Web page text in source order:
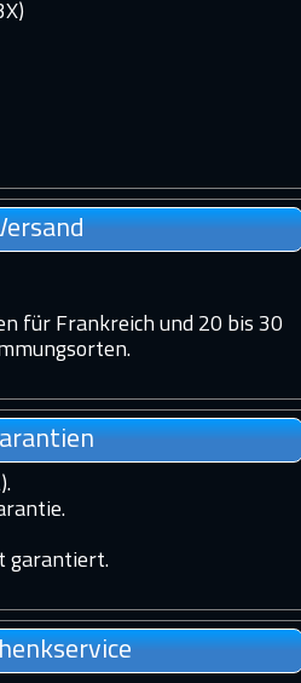
für Frankreich und 20 bis 30
garantiert.